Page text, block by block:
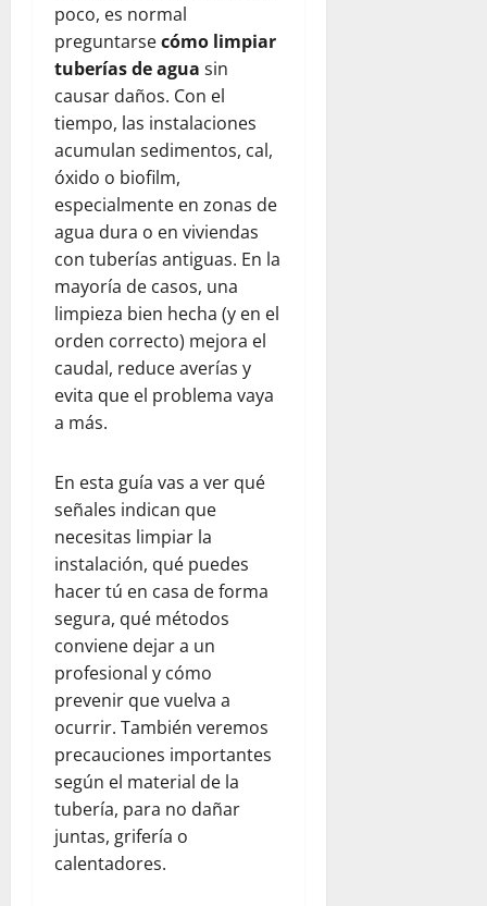
poco, es normal
preguntarsecómo limpiar
tuberías de agua sin
causar daños. Con el
tiempo, las instalaciones
acumulan sedimentos, cal,
óxido o biofilm,
especialmente en zonas de
agua dura o en viviendas
con tuberías antiguas. En la
mayoría de casos, una
limpieza bien hecha (y en el
orden correcto) mejora el
caudal, reduce averías y
evita que el problema vaya
a más.
En esta guía vas a ver qué
señales indican que
necesitas limpiar la
instalación, qué puedes
hacer tú en casa de forma
segura, qué métodos
conviene dejar a un
profesional y cómo
prevenir que vuelva a
ocurrir. También veremos
precauciones importantes
según el material de la
tubería, para no dañar
juntas, grifería o
calentadores.